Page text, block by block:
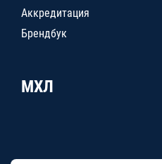
Аккредитация
Брендбук
МХЛ